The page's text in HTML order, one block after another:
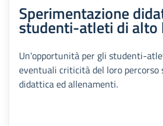
Sperimentazione
studenti-atleti di alto
Un'opportunità per gli studenti-
eventuali criticità del loro percorso
didattica ed allenamenti.